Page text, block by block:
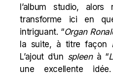
l’album studio, alors
transforme ici en
intriguant. “Organ
la suite, à titre façon
L’ajout d’un spleen à “
une excellente